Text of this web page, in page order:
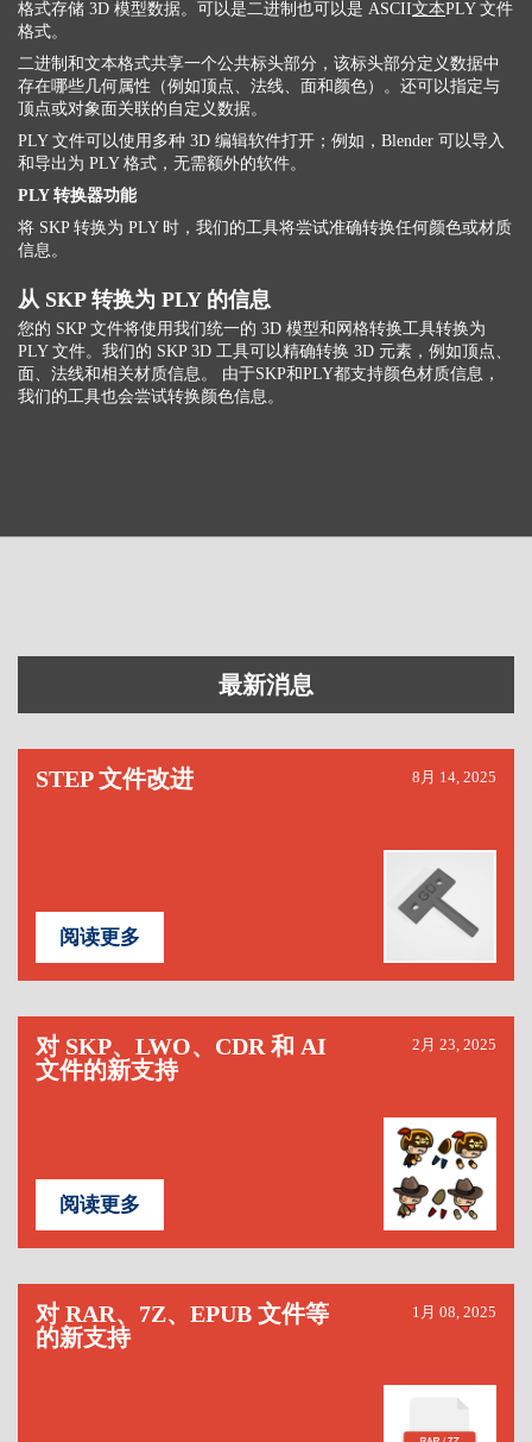
格式存储 3D 模型数据。可以是二进制也可以是 ASCII文本PLY 文件
格式。
二进制和文本格式共享一个公共标头部分，该标头部分定义数据中
存在哪些几何属性（例如顶点、法线、面和颜色）。还可以指定与
顶点或对象面关联的自定义数据。
PLY 文件可以使用多种 3D 编辑软件打开；例如，Blender 可以导入
和导出为 PLY 格式，无需额外的软件。
PLY 转换器功能
将 SKP 转换为 PLY 时，我们的工具将尝试准确转换任何颜色或材质
信息。
从 SKP 转换为 PLY 的信息
您的 SKP 文件将使用我们统一的 3D 模型和网格转换工具转换为
PLY 文件。我们的 SKP 3D 工具可以精确转换 3D 元素，例如顶点、
面、法线和相关材质信息。 由于SKP和PLY都支持颜色材质信息，
我们的工具也会尝试转换颜色信息。
最新消息
STEP 文件改进 8月 14, 2025
阅读更多
对 SKP、LWO、CDR 和 AI
文件的新支持
2月 23, 2025
阅读更多
对 RAR、7Z、EPUB 文件等
的新支持
1月 08, 2025